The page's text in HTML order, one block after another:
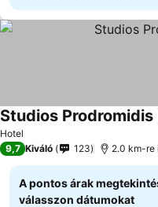
Hotel
Studios Prodromidis
9,7 Kiváló 123 2.0 km-re
A pontos árak
válasszon dátumokat